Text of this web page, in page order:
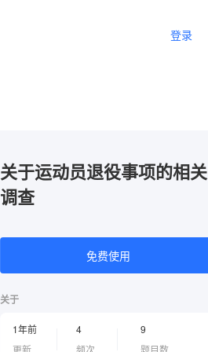
登录
关于运动员退役事项的相关
调查
免费使用
关于
1年前
更新
4
频次
9
题目数